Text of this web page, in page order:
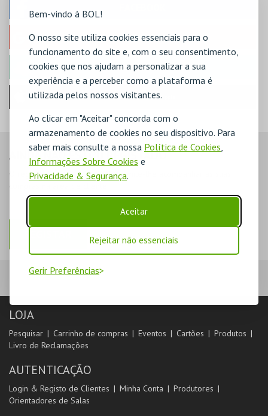
Bem-vindo à BOL!
O nosso site utiliza cookies essenciais para o
funcionamento do site e, com o seu consentimento,
cookies que nos ajudam a personalizar a sua
experiência e a perceber como a plataforma é
utilizada pelos nossos visitantes.
Ao clicar em "Aceitar" concorda com o
armazenamento de cookies no seu dispositivo. Para
saber mais consulte a nossa Política de Cookies,
Informações Sobre Cookies e
Privacidade & Segurança.
Aceitar
Rejeitar não essenciais
Gerir Preferências
GOOGLE
MICROSOFT
Iniciar sessão com a Apple
AINDA NÃO ESTOU REGISTADO
O registo na plataforma BOL permite-lhe acompanhar as suas
LOJA
Pesquisar Carrinho de compras Eventos Cartões
Produtos
Livro de Reclamações
AUTENTICAÇÃO
Login & Registo de Clientes Minha Conta
Produtores
Orientadores de Salas